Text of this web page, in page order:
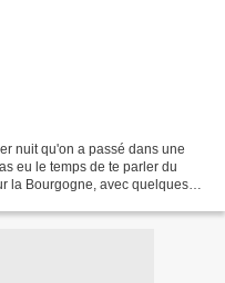
nuit qu'on a passé dans une
eu le temps de te parler du
la Bourgogne, avec quelques